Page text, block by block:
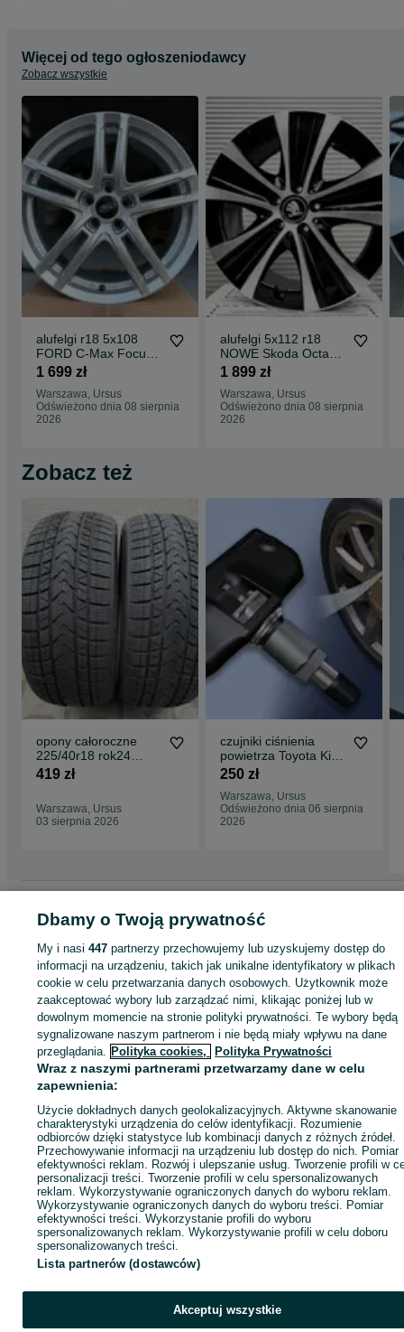
Więcej od tego ogłoszeniodawcy
Zobacz wszystkie
alufelgi r18 5x108
FORD C-Max Focus
Galaxy Kuga Mondeo
1 699 zł
Warszawa, Ursus
Odświeżono dnia 08 sierpnia
2026
alufelgi 5x112 r18
NOWE Skoda Octavia
Superb Kodiaq Karoq
1 899 zł
Warszawa, Ursus
Odświeżono dnia 08 sierpnia
2026
Zobacz też
opony całoroczne
225/40r18 rok24
7,5mm BARDZO
419 zł
Warszawa, Ursus
03 sierpnia 2026
czujniki ciśnienia
powietrza Toyota Kia
Hyundai Ford Nissan
250 zł
Warszawa, Ursus
Odświeżono dnia 06 sierpnia
2026
Pozostałe Opony i Felgi - Mazowieckie
Pozostałe Opony i Felgi - Warszawa
KATEGORIA
ID:945532498 Wyświetlenia:
Zadzwoń / SMS
Dbamy o Twoją prywatność
My i nasi447 partnerzy przechowujemy lub uzyskujemy dostęp do
informacji na urządzeniu, takich jak unikalne identyfikatory w plikach
cookie w celu przetwarzania danych osobowych. Użytkownik może
zaakceptować wybory lub zarządzać nimi, klikając poniżej lub w
dowolnym momencie na stronie polityki prywatności. Te wybory będą
sygnalizowane naszym partnerom i nie będą miały wpływu na dane
przeglądania. Polityka cookies, Polityka Prywatności
Wraz z naszymi partnerami przetwarzamy dane w celu
zapewnienia:
Użycie dokładnych danych geolokalizacyjnych. Aktywne skanowanie
charakterystyki urządzenia do celów identyfikacji. Rozumienie
odbiorców dzięki statystyce lub kombinacji danych z różnych źródeł.
Przechowywanie informacji na urządzeniu lub dostęp do nich. Pomiar
efektywności reklam. Rozwój i ulepszanie usług. Tworzenie profili w
personalizacji treści. Tworzenie profili w celu spersonalizowanych
reklam. Wykorzystywanie ograniczonych danych do wyboru reklam.
Wykorzystywanie ograniczonych danych do wyboru treści. Pomiar
efektywności treści. Wykorzystanie profili do wyboru
spersonalizowanych reklam. Wykorzystywanie profili w celu doboru
spersonalizowanych treści.
Lista partnerów (dostawców)
Akceptuj wszystkie